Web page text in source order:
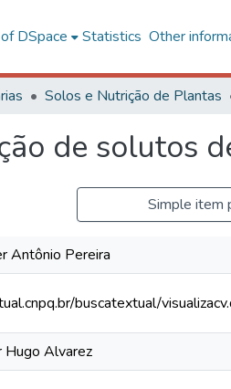
DSpace Statistics Other
Solos e Nutrição de Plantas
de solutos
Simple item
Antônio Pereira
buscatextual/
Hugo Alvarez